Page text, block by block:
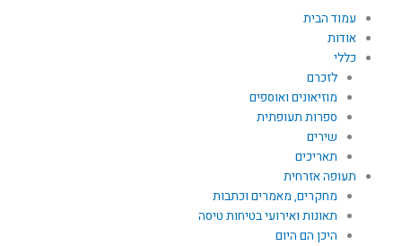
עמוד הבית
אודות
כללי
לזכרם
מוזיאונים ואוספים
ספרות תעופתית
שירים
תאריכים
תעופה אזרחית
מחקרים, מאמרים וכתבות
תאונות ואירועי בטיחות טיסה
היכן הם היום